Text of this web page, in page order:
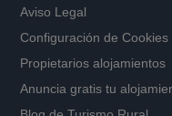
Aviso Legal
Configuración de Cookies
Propietarios alojamientos
Anuncia gratis tu